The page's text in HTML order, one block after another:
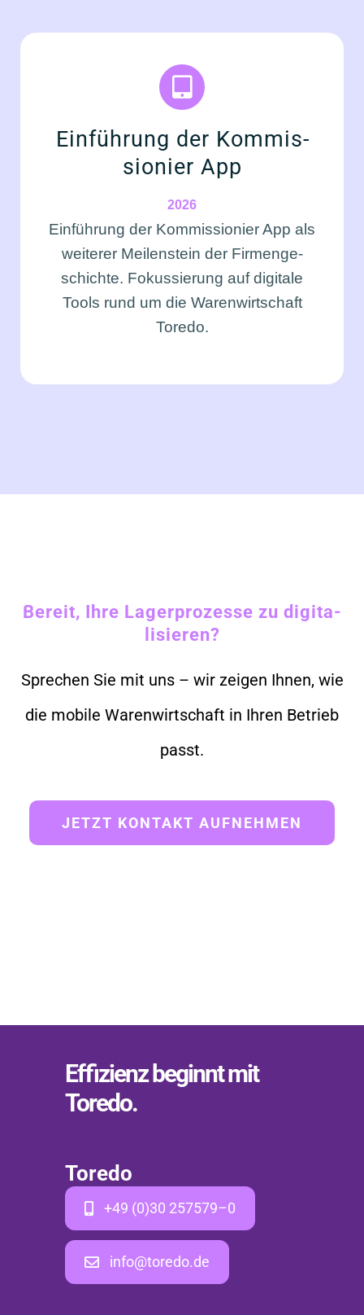
Ein­füh­rung der Kom­mis­
sio­nier App
2026
Ein­füh­rung der Kom­mis­sio­nier App als
wei­te­rer Mei­len­stein der Fir­men­ge­
schich­te. Fokus­sie­rung auf digi­ta­le
Tools rund um die Waren­wirt­schaft
Tore­do.
Bereit, Ihre Lager­pro­zes­se zu digi­ta­
li­sie­ren?
Spre­chen Sie mit uns – wir zei­gen Ihnen, wie
die mobi­le Waren­wirt­schaft in Ihren Betrieb
passt.
JETZT KON­TAKT AUF­NEH­MEN
Effi­zi­enz beginnt mit
Tore­do.
Tore­do
+49 (0)30 257579–0
info@toredo.de